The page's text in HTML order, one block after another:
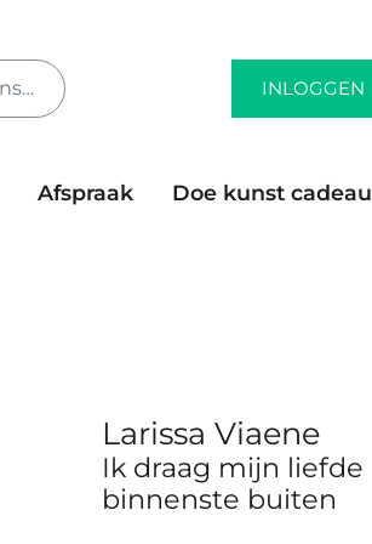
INLOGGEN
Afspraak
Doe kunst cadeau
Larissa Viaene
Ik draag mijn liefde
binnenste buiten